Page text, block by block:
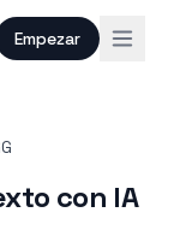
Empezar
con IA